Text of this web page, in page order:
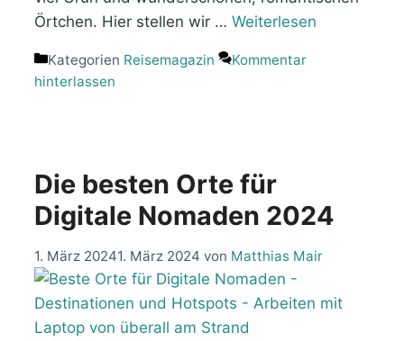
Örtchen. Hier stellen wir … Weiterlesen
Kategorien Reisemagazin
Kommentar
hinterlassen
Die besten Orte für
Digitale Nomaden 2024
1. März 20241. März 2024 von Matthias Mair